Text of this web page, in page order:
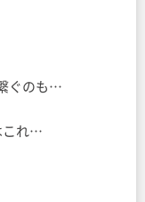
ぐのも…
これ…